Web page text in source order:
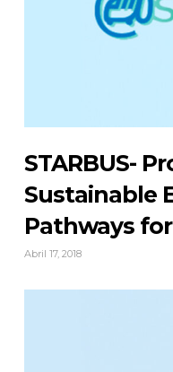
STARBUS-
Sustainable
Pathways
Abril 17, 2018